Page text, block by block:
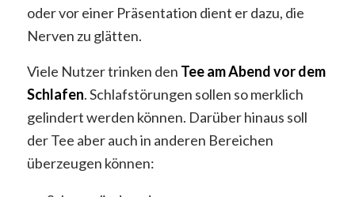
oder vor einer Präsentation dient er dazu, die
Nerven zu glätten.
Viele Nutzer trinken den Tee am Abend vor dem
Schlafen. Schlafstörungen sollen so merklich
gelindert werden können. Darüber hinaus soll
der Tee aber auch in anderen Bereichen
überzeugen können: